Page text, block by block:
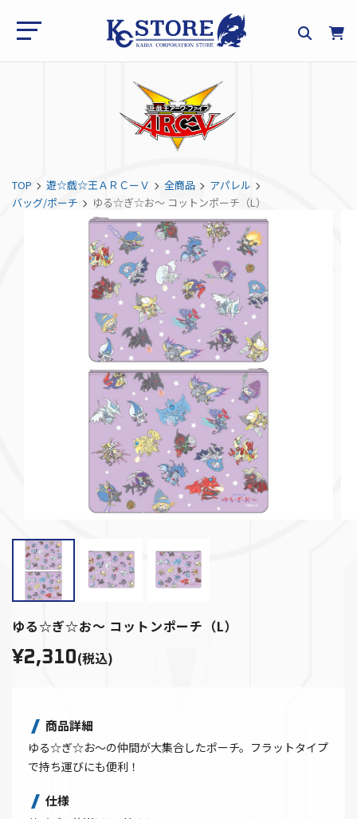
TOP 遊☆戯☆王ＡＲＣーＶ 全商品
アパレル
バッグ/ポーチ
ゆる☆ぎ☆お～ コットンポーチ（L）
ゆる☆ぎ☆お～ コットンポーチ（L）
¥2,310(税込)
商品詳細
ゆる☆ぎ☆お～の仲間が大集合したポーチ。フラットタイプ
で持ち運びにも便利！
仕様